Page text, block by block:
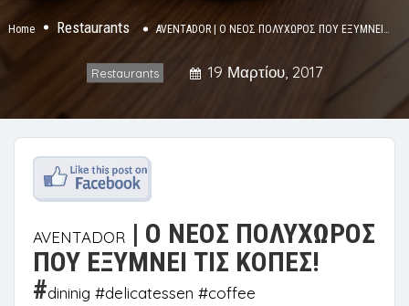
Home Restaurants AVENTADOR | Ο ΝΕΟΣ ΠΟΛΥΧΩΡΟΣ ΠΟΥ ΕΞΥΜΝΕΙ…
Restaurants 19 Μαρτίου, 2017
AVENTADOR | Ο ΝΕΟΣ ΠΟΛΥΧΩΡΟΣ
ΠΟΥ ΕΞΥΜΝΕΙ ΤΙΣ ΚΟΠΕΣ!
#dininig #delicatessen #coffee